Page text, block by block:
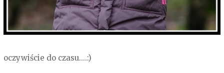
oczywiście do czasu....:)